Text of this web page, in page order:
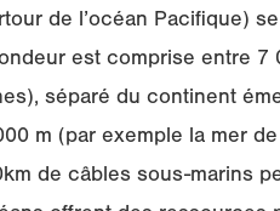
de l’océan Pacifique)
est comprise entre 7
séparé du continent
m (par exemple la mer
de câbles sous-marins